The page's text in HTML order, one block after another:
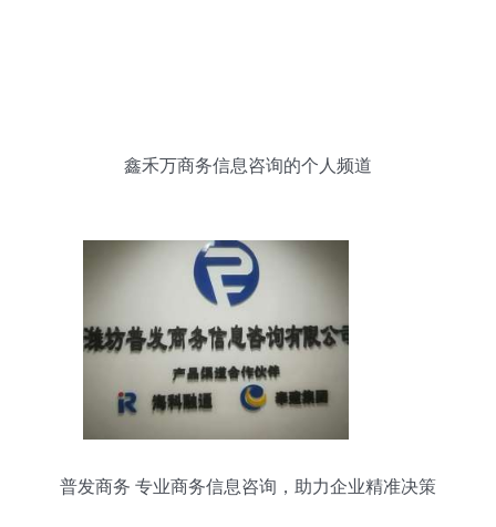
鑫禾万商务信息咨询的个人频道
普发商务 专业商务信息咨询，助力企业精准决策